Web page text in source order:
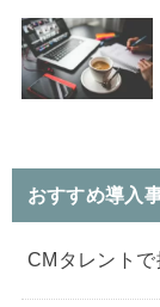
おすすめ導入
CMタレント